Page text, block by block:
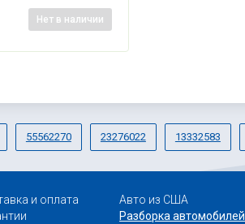
Нет в наличии
55562270 23276022 13332583
и оплата
Авто из США
Разборка автомобилей